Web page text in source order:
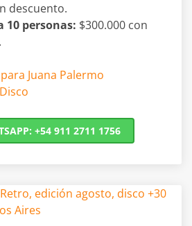
descuento.
10 personas: $300.000 con
Juana Palermo
+54 911 2711 1756